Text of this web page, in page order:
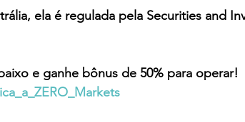
ela é regulada pela Securities and
e ganhe bônus de 50% para operar!